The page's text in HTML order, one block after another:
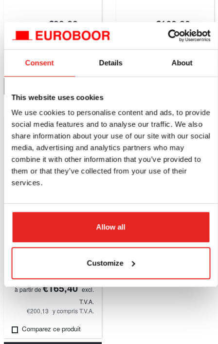
Consent Details About
This website uses cookies
We use cookies to personalise content and ads, to provide
social media features and to analyse our traffic. We also
share information about your use of our site with our social
media, advertising and analytics partners who may
combine it with other information that you’ve provided to
them or that they’ve collected from your use of their
services.
Allow all
Customize
€99,80
T.V.A.
Comparez ce produit
€160,20
T.V.A.
Comparez ce produit
NOUVEAU
batterie 18V, 26000
à partir de€165,40 excl.
T.V.A.
€200,13 y compris T.V.A.
Comparez ce produit